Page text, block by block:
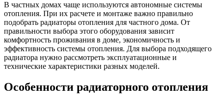
В частных домах чаще используются автономные системы
отопления. При их расчете и монтаже важно правильно
подобрать радиаторы отопления для частного дома. От
правильности выбора этого оборудования зависит
комфортность проживания в доме, экономичность и
эффективность системы отопления. Для выбора подходящего
радиатора нужно рассмотреть эксплуатационные и
технические характеристики разных моделей.
Особенности радиаторного отопления